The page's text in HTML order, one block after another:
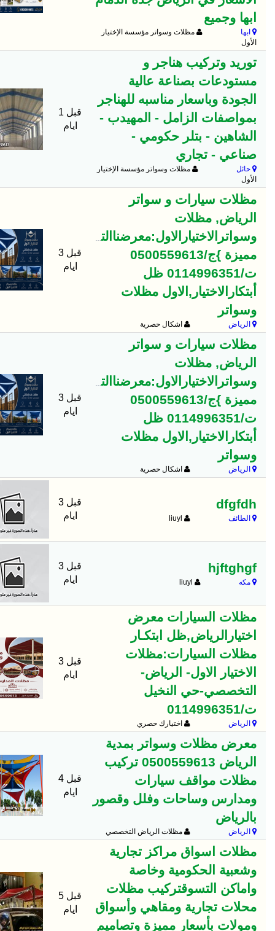
ابها وجميع
ابها
مظلات وسواتر مؤسسة الإختيار
الأول
توريد وتركيب هناجر و
مستودعات بصناعة عالية
الجودة وباسعار مناسبه للهناجر
بمواصفات الزامل - المهيدب -
الشاهين - بتلر حكومي -
صناعي - تجاري
حائل
مظلات وسواتر مؤسسة الإختيار
الأول
قبل 1
ايام
مظلات سيارات و سواتر
الرياض, مظلات
وسواترالاختيارالاول:معرضناالتخصصي{عروض
مميزة }ج/0500559613
ت/0114996351 ظل
أبتكارالاختيار,الاول مظلات
وسواتر
الرياض اشكال حصرية
قبل 3
ايام
مظلات سيارات و سواتر
الرياض, مظلات
وسواترالاختيارالاول:معرضناالتخصصي{عروض
مميزة }ج/0500559613
ت/0114996351 ظل
أبتكارالاختيار,الاول مظلات
وسواتر
الرياض اشكال حصرية
قبل 3
ايام
dfgfdh
الطائف liuyl
قبل 3
ايام
hjftghgf
مكه liuyl
قبل 3
ايام
مظلات السيارات معرض
اختيارالرياض,ظل ابتكـار
مظلات السيارات:مظلات
الاختيار الاول- الرياض-
التخصصي-حي النخيل
ت/0114996351
الرياض اختيارك حصري
قبل 3
ايام
معرض مظلات وسواتر بمدية
الرياض 0500559613 تركيب
مظلات مواقف سيارات
ومدارس وساحات وفلل وقصور
بالرياض
الرياض مظلات الرياض التخصصي
قبل 4
ايام
مظلات اسواق مراكز تجارية
وشعبية الحكومية وخاصة
واماكن التسوقتركيب مظلات
محلات تجارية ومقاهي وأسواق
ومولات بأسعار مميزة وتصاميم
قبل 5
ايام